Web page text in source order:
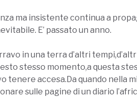
ma insistente continua a
E’ passato un anno.
in una terra d’altri
stesso momento,a questa
tenere accesa.Da quando nella
sulle pagine di un diario